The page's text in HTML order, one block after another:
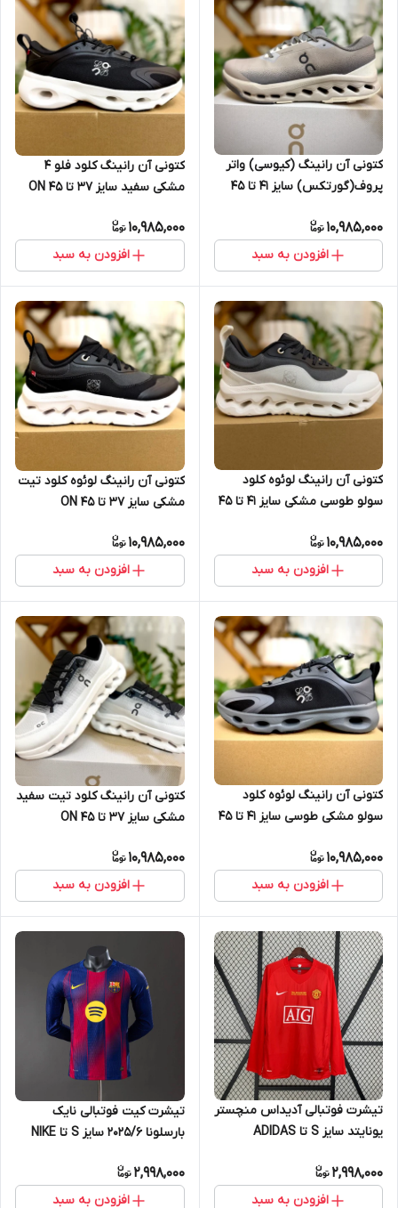
کتونی آن رانینگ (کیوسی) واتر
پروف(گورتکس) سایز 41 تا 45
10,985,000
افزودن به سبد
کتونی آن رانینگ کلود فلو 4
مشکی سفید سایز 37 تا 45 ON
10,985,000
افزودن به سبد
کتونی آن رانینگ لوئوه کلود
سولو طوسی مشکی سایز 41 تا 45
SOLO
10,985,000
افزودن به سبد
کتونی آن رانینگ لوئوه کلود تیت
مشکی سایز 37 تا 45 ON
10,985,000
افزودن به سبد
کتونی آن رانینگ لوئوه کلود
سولو مشکی طوسی سایز 41 تا 45
SOLO
10,985,000
افزودن به سبد
کتونی آن رانینگ کلود تیت سفید
مشکی سایز 37 تا 45 ON
10,985,000
افزودن به سبد
تیشرت فوتبالی آدیداس منچستر
یونایتد سایز S تا ADIDAS
2,998,000
افزودن به سبد
تیشرت کیت فوتبالی نایک
بارسلونا 2025/6 سایز S تا NIKE
2,998,000
افزودن به سبد